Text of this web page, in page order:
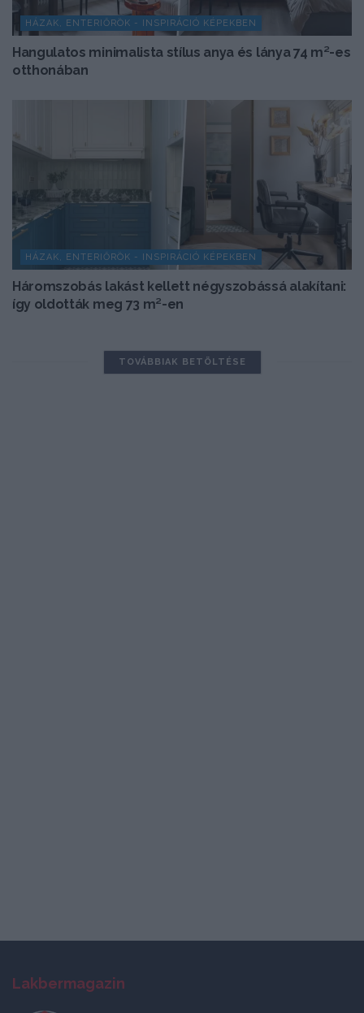
HÁZAK, ENTERIŐRÖK - INSPIRÁCIÓ KÉPEKBEN
Hangulatos minimalista stílus anya és lánya 74 m²-es
otthonában
HÁZAK, ENTERIŐRÖK - INSPIRÁCIÓ KÉPEKBEN
Háromszobás lakást kellett négyszobássá alakítani:
így oldották meg 73 m²-en
TOVÁBBIAK BETÖLTÉSE
Lakbermagazin